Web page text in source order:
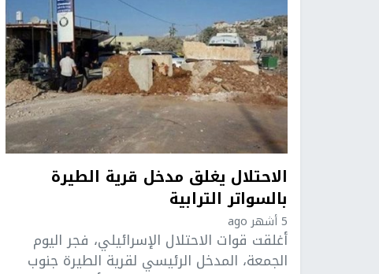
الاحتلال يغلق مدخل قرية الطيرة
بالسواتر الترابية
5 أشهر ago
أغلقت قوات الاحتلال الإسرائيلي، فجر اليوم
الجمعة، المدخل الرئيسي لقرية الطيرة جنوب